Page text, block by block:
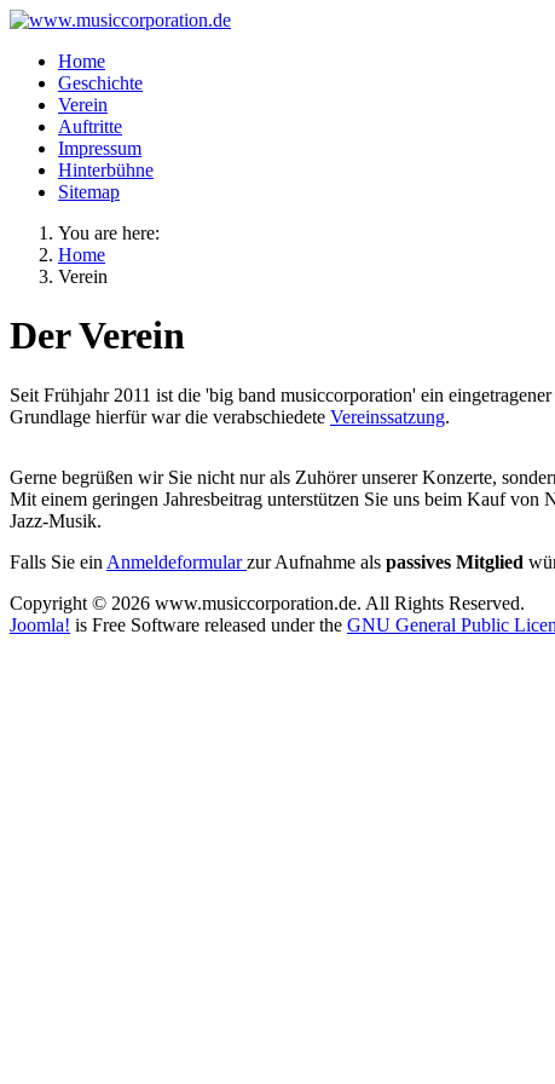
Home
Geschichte
Verein
Auftritte
Impressum
Hinterbühne
Sitemap
You are here:
Home
Verein
Der Verein
Seit Frühjahr 2011 ist die 'big band musiccorporation' ein eingetragener
Grundlage hierfür war die verabschiedete Vereinssatzung.
Gerne begrüßen wir Sie nicht nur als Zuhörer unserer Konzerte,
Mit einem geringen Jahresbeitrag unterstützen Sie uns beim Kauf von
Jazz-Musik.
Falls Sie ein Anmeldeformularzur Aufnahme als passives Mitglied
Copyright © 2026 www.musiccorporation.de. All Rights Reserved.
Joomla! is Free Software released under the GNU General Public